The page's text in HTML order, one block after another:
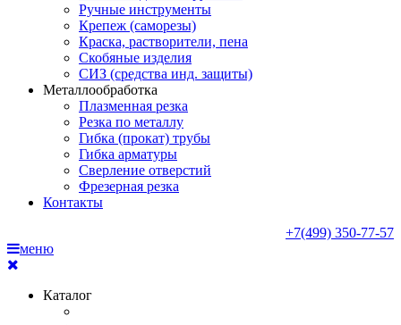
Ручные инструменты
Крепеж (саморезы)
Краска, растворители, пена
Скобяные изделия
СИЗ (средства инд. защиты)
Металлообработка
Плазменная резка
Резка по металлу
Гибка (прокат) трубы
Гибка арматуры
Сверление отверстий
Фрезерная резка
Контакты
+7(499) 350-77-57
меню
Каталог